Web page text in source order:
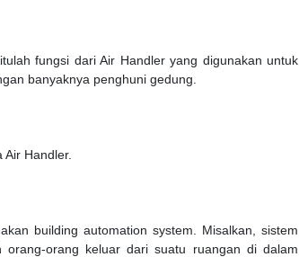
fungsi dari Air Handler yang digunakan untuk
banyaknya penghuni gedung.
Handler.
building automation system. Misalkan, sistem
orang keluar dari suatu ruangan di dalam